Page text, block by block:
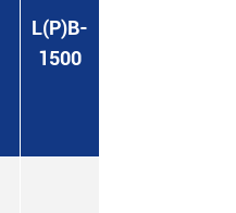
L(P)B-
1500